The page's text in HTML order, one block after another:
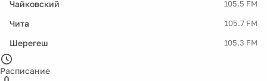
Чайковский 105.5 FM
Чита 105.7 FM
Шерегеш 105.3 FM
Расписание